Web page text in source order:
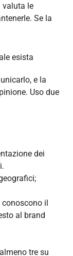
valuta le
Se la
esista
e la
Uso due
dei
conoscono il
al brand
tre su